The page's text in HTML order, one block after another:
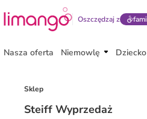
Oszczędzaj z
Nasza oferta Niemowlę Dziecko
Sklep
Steiff Wyprzedaż